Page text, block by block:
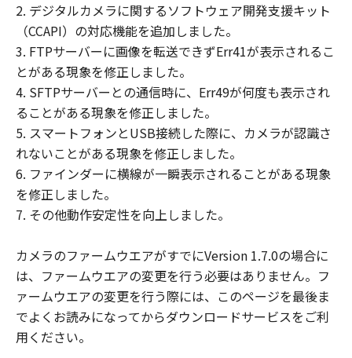
（スマートフォン、タブレット端末を含
む。）にダウンロードした時点で発効し、
下記 (2)により終了されるまで有効に存続
します。
(2) お客様が「本契約」のいずれかの条項
に違反した場合、「本契約」は直ちに終了
します。
(3) お客様は、上記(2) によって「本契約」
が終了した場合、「許諾ソフトウェア」の
取り扱いについてキヤノンの指示に従うも
のとします。
で並びに第10条の規定は、「本契約」の終
了後も効力を有するものとします。
U.S. GOVERNMENT RESTRICTED RIGHTS
NOTICE
"The Software is a ""commercial item,""
2. デジタルカメラに関するソフトウェア開発支援キット
（CCAPI）の対応機能を追加しました。
3. FTPサーバーに画像を転送できずErr41が表示されるこ
とがある現象を修正しました。
4. SFTPサーバーとの通信時に、Err49が何度も表示され
ることがある現象を修正しました。
5. スマートフォンとUSB接続した際に、カメラが認識さ
れないことがある現象を修正しました。
6. ファインダーに横線が一瞬表示されることがある現象
を修正しました。
7. その他動作安定性を向上しました。
カメラのファームウエアがすでにVersion 1.7.0の場合に
は、ファームウエアの変更を行う必要はありません。フ
ァームウエアの変更を行う際には、このページを最後ま
でよくお読みになってからダウンロードサービスをご利
用ください。